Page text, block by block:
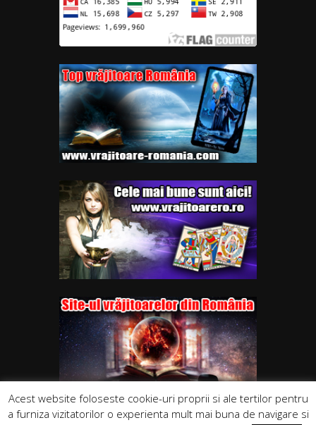
Acest website foloseste cookie-uri proprii si ale tertilor pentru
a furniza vizitatorilor o experienta mult mai buna de navigare si